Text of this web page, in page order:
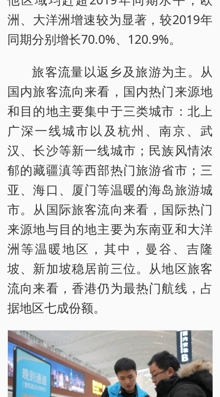
洲、大洋洲增速较为显著，较2019年
同期分别增长70.0%、120.9%。
旅客流量以返乡及旅游为主。从
国内旅客流向来看，国内热门来源地
和目的地主要集中于三类城市：北上
广深一线城市以及杭州、南京、武
汉、长沙等新一线城市；民族风情浓
郁的藏疆滇等西部热门旅游省市；三
亚、海口、厦门等温暖的海岛旅游城
市。从国际旅客流向来看，国际热门
来源地与目的地主要为东南亚和大洋
洲等温暖地区，其中，曼谷、吉隆
坡、新加坡稳居前三位。从地区旅客
流向来看，香港仍为最热门航线，占
据地区七成份额。